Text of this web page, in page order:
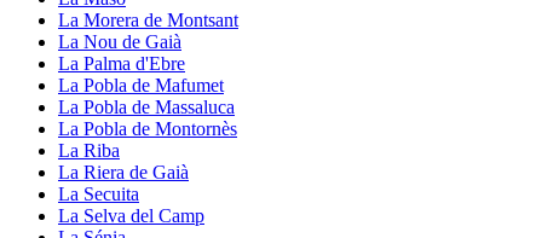
La Morera de Montsant
La Nou de Gaià
La Palma d'Ebre
La Pobla de Mafumet
La Pobla de Massaluca
La Pobla de Montornès
La Riba
La Riera de Gaià
La Secuita
La Selva del Camp